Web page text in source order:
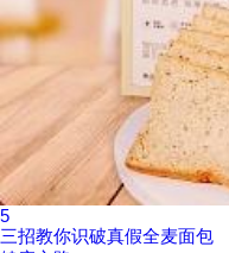
5
三招教你识破真假全麦面包